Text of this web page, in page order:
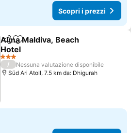
Scopri i prezzi
CondividiAggiungi ai preferiti
Alma Maldiva, Beach
Hotel
3 Stelle
/
Nessuna valutazione disponibile
Süd Ari Atoll, 7.5 km da: Dhigurah